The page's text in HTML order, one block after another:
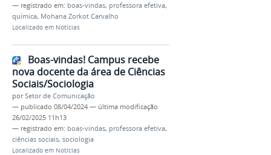
— registrado em: boas-vindas, professora efetiva,
química, Mohana Zorkot Carvalho
Localizado em Notícias
Boas-vindas! Campus recebe
nova docente da área de Ciências
Sociais/Sociologia
porSetor de Comunicação
— publicado 08/04/2024 — última modificação
26/02/2025 11h13
— registrado em: boas-vindas, professora efetiva,
ciências sociais, sociologia
Localizado em Notícias